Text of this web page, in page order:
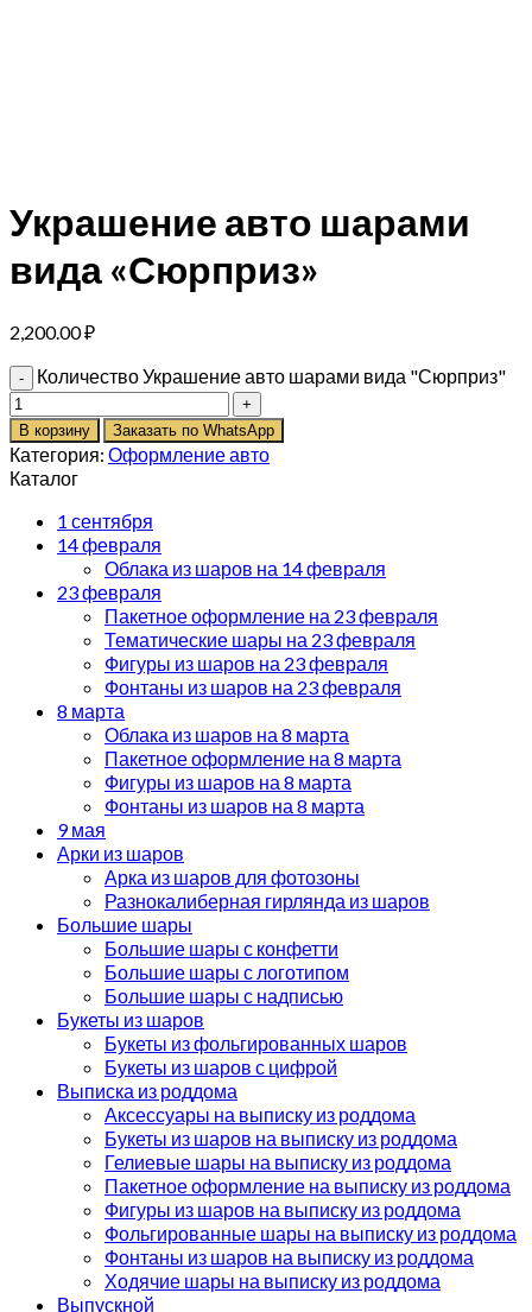
Украшение авто шарами
вида «Сюрприз»
2,200.00₽
Количество Украшение авто шарами вида "Сюрприз"
В корзину Заказать по WhatsApp
Категория: Оформление авто
Каталог
1 сентября
14 февраля
Облака из шаров на 14 февраля
23 февраля
Пакетное оформление на 23 февраля
Тематические шары на 23 февраля
Фигуры из шаров на 23 февраля
Фонтаны из шаров на 23 февраля
8 марта
Облака из шаров на 8 марта
Пакетное оформление на 8 марта
Фигуры из шаров на 8 марта
Фонтаны из шаров на 8 марта
9 мая
Арки из шаров
Арка из шаров для фотозоны
Разнокалиберная гирлянда из шаров
Большие шары
Большие шары с конфетти
Большие шары с логотипом
Большие шары с надписью
Букеты из шаров
Букеты из фольгированных шаров
Букеты из шаров с цифрой
Выписка из роддома
Аксессуары на выписку из роддома
Букеты из шаров на выписку из роддома
Гелиевые шары на выписку из роддома
Пакетное оформление на выписку из роддома
Фигуры из шаров на выписку из роддома
Фольгированные шары на выписку из роддома
Фонтаны из шаров на выписку из роддома
Ходячие шары на выписку из роддома
Выпускной